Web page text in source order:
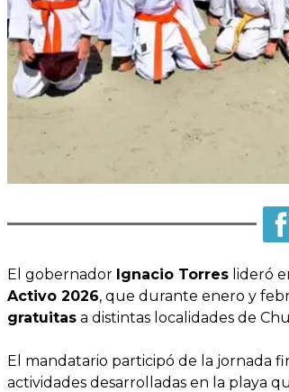
El gobernador Ignacio Torres lideró
Activo 2026, que durante enero y
gratuitas a distintas localidades de
El mandatario participó de la jornada
actividades desarrolladas en la playa